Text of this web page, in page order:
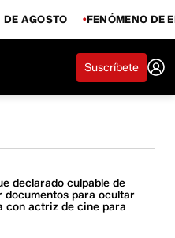
AGOSTO FENÓMENO DE
Suscríbete
declarado culpable de
documentos para ocultar
con actriz de cine para